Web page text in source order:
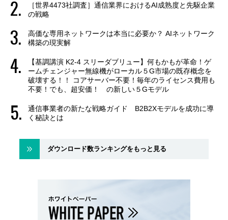
［世界4473社調査］通信業界におけるAI成熟度と先駆企業
の戦略
高価な専用ネットワークは本当に必要か？ AIネットワーク
構築の現実解
【基調講演 K2-4 スリーダブリュー】何もかもが革命！ゲ
ームチェンジャー無線機がローカル５G市場の既存概念を
破壊する！！ コアサーバー不要！毎年のライセンス費用も
不要！でも、超安価！ の新しい５Gモデル
通信事業者の新たな戦略ガイド B2B2Xモデルを成功に導
く秘訣とは
ダウンロード数ランキングをもっと見る